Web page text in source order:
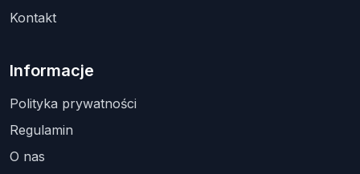
Kontakt
Informacje
Polityka prywatności
Regulamin
O nas